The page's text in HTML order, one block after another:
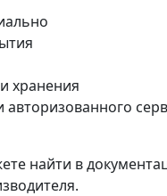
хранения
найти в